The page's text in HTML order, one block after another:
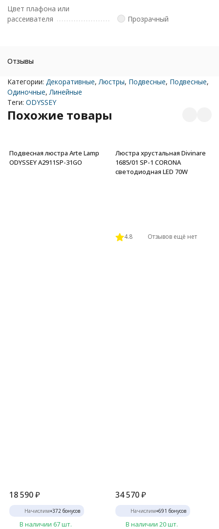
Цвет плафона или
рассеивателя
Прозрачный
Отзывы
Категории: Декоративные, Люстры, Подвесные, Подвесные,
Одиночные, Линейные
Теги: ODYSSEY
Похожие товары
Подвесная люстра Arte Lamp
ODYSSEY A2911SP-31GO
18 590₽
Начислим+372 бонусов
В наличии 67 шт.
Люстра хрустальная Divinare
1685/01 SP-1 CORONA
светодиодная LED 70W
4.8 Отзывов ещё нет
34 570 ₽
Начислим+691 бонусов
В наличии 20 шт.